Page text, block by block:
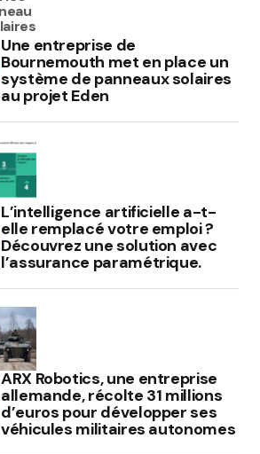
Une entreprise de
Bournemouth met en place un
système de panneaux solaires
au projet Eden
L’intelligence artificielle a-t-
elle remplacé votre emploi ?
Découvrez une solution avec
l’assurance paramétrique.
ARX Robotics, une entreprise
allemande, récolte 31 millions
d’euros pour développer ses
véhicules militaires autonomes